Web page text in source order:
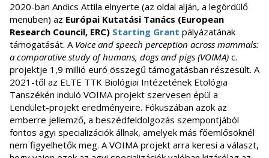
2020-ban Andics Attila elnyerte (az oldal alján, a legördülő
menüben) az Európai Kutatási Tanács (European
Research Council, ERC) Starting Grant pályázatának
támogatását. A Voice and speech perception across mammals:
a comparative study of humans, dogs and pigs (VOIMA) c.
projektje 1,9 millió euró összegű támogatásban részesült. A
2021-től az ELTE TTK Biológiai Intézetének Etológia
Tanszékén induló VOIMA projekt szervesen épül a
Lendület-projekt eredményeire. Fókuszában azok az
emberre jellemző, a beszédfeldolgozás szempontjából
fontos agyi specializációk állnak, amelyek más főemlősöknél
nem figyelhetők meg. A VOIMA projekt arra keresi a választ,